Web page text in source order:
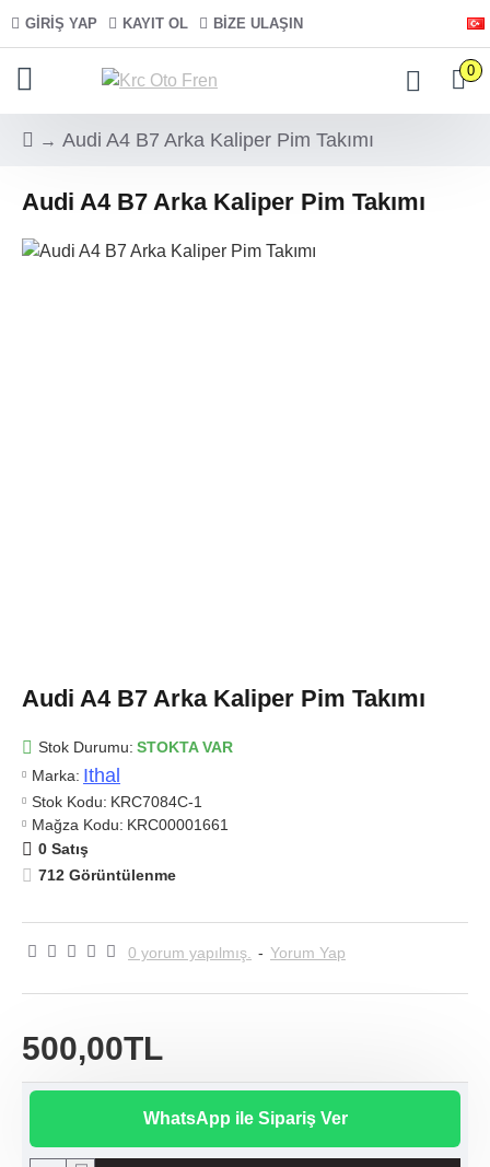
GIRIŞ YAP KAYIT OL BIZE ULAŞIN
0
Audi A4 B7 Arka Kaliper Pim Takımı
Audi A4 B7 Arka Kaliper Pim Takımı
Audi A4 B7 Arka Kaliper Pim Takımı
Stok Durumu: STOKTA VAR
Marka: Ithal
Stok Kodu: KRC7084C-1
Mağza Kodu: KRC00001661
0 Satış
712 Görüntülenme
0 yorum yapılmış. - Yorum Yap
500,00TL
WhatsApp ile Sipariş Ver